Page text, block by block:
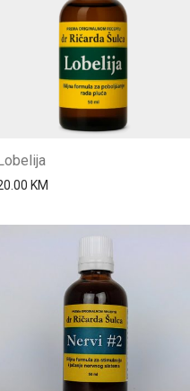
Lobelija
KM